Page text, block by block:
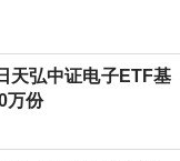
天弘中证电子ETF基
万份